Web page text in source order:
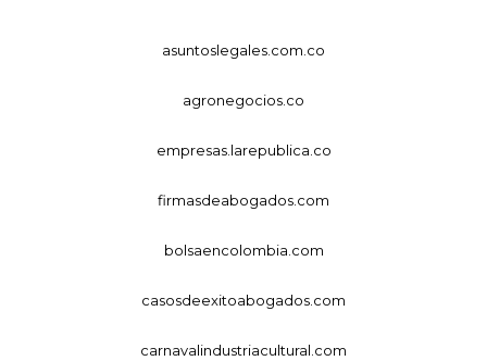
asuntoslegales.com.co
agronegocios.co
empresas.larepublica.co
firmasdeabogados.com
bolsaencolombia.com
casosdeexitoabogados.com
carnavalindustriacultural.com